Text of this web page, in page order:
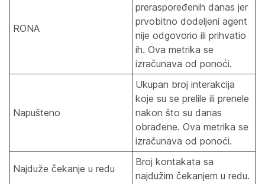
RONA
preraspoređenih danas jer
prvobitno dodeljeni agent
nije odgovorio ili prihvatio
ih. Ova metrika se
izračunava od ponoći.
Napušteno
Ukupan broj interakcija
koje su se prelile ili prenele
nakon što su danas
obrađene. Ova metrika se
izračunava od ponoći.
Najduže čekanje u redu
Broj kontakata sa
najdužim čekanjem u redu.